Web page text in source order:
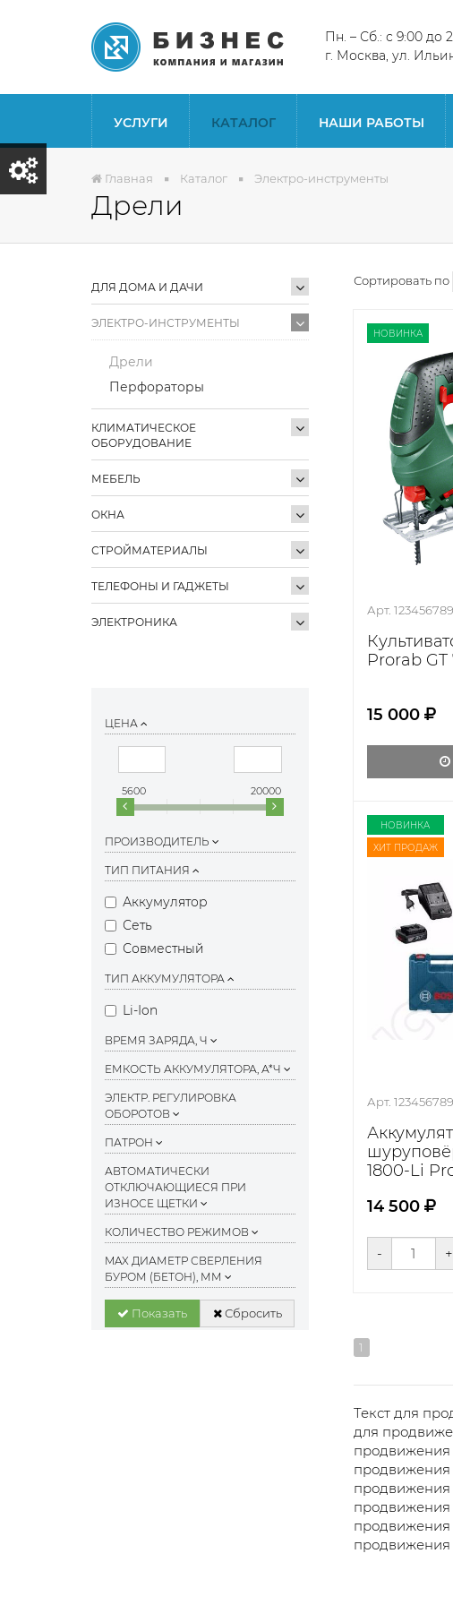
Пн. – Сб.: с 9:00 до
г. Москва, ул.
УСЛУГИ КАТАЛОГ НАШИ РАБОТЫ
Главная Каталог Электро-инструменты
Дрели
ДЛЯ ДОМА И ДАЧИ
ЭЛЕКТРО-ИНСТРУМЕНТЫ
Дрели
Перфораторы
КЛИМАТИЧЕСКОЕ
ОБОРУДОВАНИЕ
МЕБЕЛЬ
ОКНА
СТРОЙМАТЕРИАЛЫ
ТЕЛЕФОНЫ И ГАДЖЕТЫ
ЭЛЕКТРОНИКА
ЦЕНА
5600 20000
ПРОИЗВОДИТЕЛЬ
ТИП ПИТАНИЯ
Аккумулятор
Сеть
Совместный
ТИП АККУМУЛЯТОРА
Li-Ion
ВРЕМЯ ЗАРЯДА, Ч
ЕМКОСТЬ АККУМУЛЯТОРА, А*Ч
ЭЛЕКТР. РЕГУЛИРОВКА
ОБОРОТОВ
ПАТРОН
АВТОМАТИЧЕСКИ
ОТКЛЮЧАЮЩИЕСЯ ПРИ
ИЗНОСЕ ЩЕТКИ
КОЛИЧЕСТВО РЕЖИМОВ
MAX ДИАМЕТР СВЕРЛЕНИЯ
БУРОМ (БЕТОН), ММ
Показать Сбросить
Сортировать по
НОВИНКА
Арт. 123456789
Prorab GT
15 000
НОВИНКА
ХИТ ПРОДАЖ
Арт. 123456789
1800-Li
14 500
- +
1
Текст для
для
продвижения
продвижения
продвижения
продвижения
продвижения
продвижения